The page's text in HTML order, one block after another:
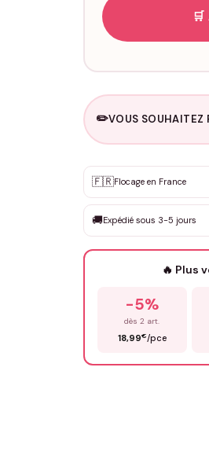
🛒
✏️VOUS SOUHAITEZ
✨ Personnalisation
DEVIS GRATUIT ·
Que souhaitez-vous ?
🇫🇷Flocage en France
🚚Expédié sous 3-5 jours
🔥 Plus
-5%
dès 2 art.
18,99€/pce